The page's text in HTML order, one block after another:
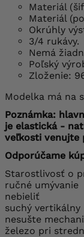
Materiál
Materiál
Okrúhly
3/4 rukávy.
Nemá
Poľský
Zloženie:
Modelka má na
Poznámka:
je elastická -
veľkosti venujte
Odporúčame
Starostlivosť o
ručné umývanie
nebieliť
suchý vertikálny
nesušte
železo pri